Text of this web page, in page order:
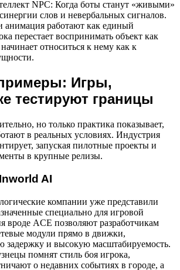
NPC: Когда боты станут «живыми»
слов и невербальных сигналов.
анимация работают как единый
перестает воспринимать объект как
относиться к нему как к
Игры,
тестируют границы
но только практика показывает,
в реальных условиях. Индустрия
запуская пилотные проекты и
в крупные релизы.
AI
компании уже представили
специально для игровой
вроде ACE позволяют разработчикам
модули прямо в движки,
задержку и высокую масштабируемость.
помнят стиль боя игрока,
о недавних событиях в городе, а